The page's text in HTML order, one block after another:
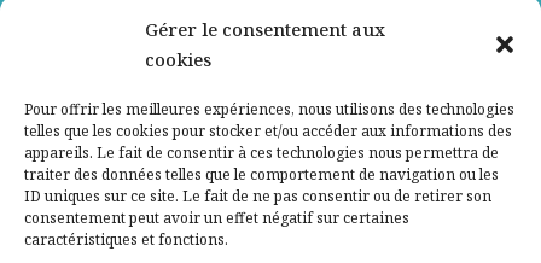
Gérer le consentement aux
cookies
Pour offrir les meilleures expériences, nous utilisons des technologies
telles que les cookies pour stocker et/ou accéder aux informations des
appareils. Le fait de consentir à ces technologies nous permettra de
traiter des données telles que le comportement de navigation ou les
ID uniques sur ce site. Le fait de ne pas consentir ou de retirer son
consentement peut avoir un effet négatif sur certaines
caractéristiques et fonctions.
Contactez-nous
Mentions légales
Politique de confidentialité